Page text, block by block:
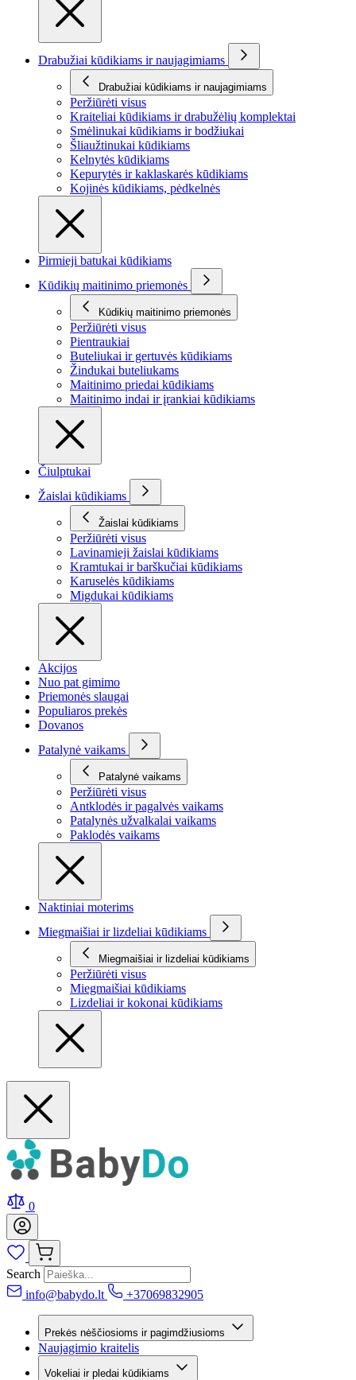
Drabužiai kūdikiams ir naujagimiams
Drabužiai kūdikiams ir naujagimiams
Peržiūrėti visus
Kraiteliai kūdikiams ir drabužėlių komplektai
Smėlinukai kūdikiams ir bodžiukai
Šliaužtinukai kūdikiams
Kelnytės kūdikiams
Kepurytės ir kaklaskarės kūdikiams
Kojinės kūdikiams, pėdkelnės
Pirmieji batukai kūdikiams
Kūdikių maitinimo priemonės
Kūdikių maitinimo priemonės
Peržiūrėti visus
Pientraukiai
Buteliukai ir gertuvės kūdikiams
Žindukai buteliukams
Maitinimo priedai kūdikiams
Maitinimo indai ir įrankiai kūdikiams
Čiulptukai
Žaislai kūdikiams
Žaislai kūdikiams
Peržiūrėti visus
Lavinamieji žaislai kūdikiams
Kramtukai ir barškučiai kūdikiams
Karuselės kūdikiams
Migdukai kūdikiams
Akcijos
Nuo pat gimimo
Priemonės slaugai
Populiaros prekės
Dovanos
Patalynė vaikams
Patalynė vaikams
Peržiūrėti visus
Antklodės ir pagalvės vaikams
Patalynės užvalkalai vaikams
Paklodės vaikams
Naktiniai moterims
Miegmaišiai ir lizdeliai kūdikiams
Miegmaišiai ir lizdeliai kūdikiams
Peržiūrėti visus
Miegmaišiai kūdikiams
Lizdeliai ir kokonai kūdikiams
0
Search
info@babydo.lt
+37069832905
Prekės nėščiosioms ir pagimdžiusioms
Naujagimio kraitelis
Vokeliai ir pledai kūdikiams